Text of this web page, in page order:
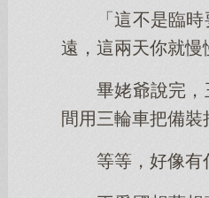
「這不是臨
遠，這兩天你就慢
畢姥爺說完
間用三輪車把備裝
等等，好像